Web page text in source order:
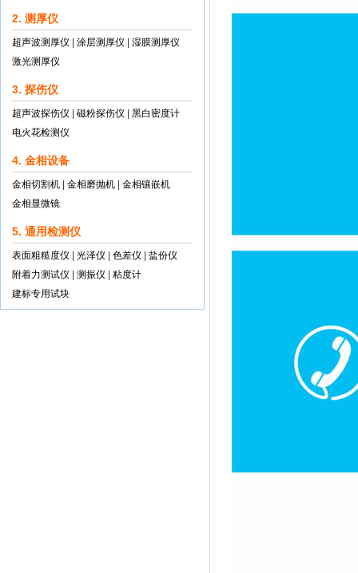
2. 测厚仪
超声波测厚仪 涂层测厚仪
湿膜测厚仪
激光测厚仪
3. 探伤仪
超声波探伤仪 磁粉探伤仪
黑白密度计
电火花检测仪
4. 金相设备
金相切割机 金相磨抛机
金相镶嵌机
金相显微镜
5. 通用检测仪
表面粗糙度仪 光泽仪 色差仪
盐份仪
附着力测试仪
测振仪
粘度计
建标专用试块